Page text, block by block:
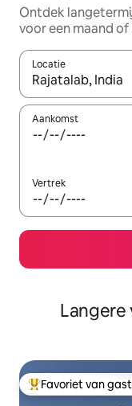
Ontdek
voor een maand of
Locatie
Wanneer er
Aankomst
Vertrek
Topfavoriet van
Favoriet van